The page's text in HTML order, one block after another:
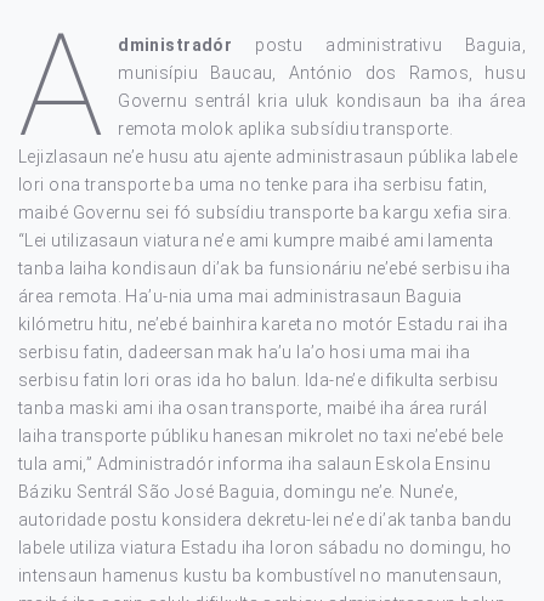
A dministradór postu administrativu Baguia,
munisípiu Baucau, António dos Ramos, husu
Governu sentrál kria uluk kondisaun ba iha área
remota molok aplika subsídiu transporte.
Lejizlasaun ne’e husu atu ajente administrasaun públika labele
lori ona transporte ba uma no tenke para iha serbisu fatin,
maibé Governu sei fó subsídiu transporte ba kargu xefia sira.
“Lei utilizasaun viatura ne’e ami kumpre maibé ami lamenta
tanba laiha kondisaun di’ak ba funsionáriu ne’ebé serbisu iha
área remota. Ha’u-nia uma mai administrasaun Baguia
kilómetru hitu, ne’ebé bainhira kareta no motór Estadu rai iha
serbisu fatin, dadeersan mak ha’u la’o hosi uma mai iha
serbisu fatin lori oras ida ho balun. Ida-ne’e difikulta serbisu
tanba maski ami iha osan transporte, maibé iha área rurál
laiha transporte públiku hanesan mikrolet no taxi ne’ebé bele
tula ami,” Administradór informa iha salaun Eskola Ensinu
Báziku Sentrál São José Baguia, domingu ne’e. Nune’e,
autoridade postu konsidera dekretu-lei ne’e di’ak tanba bandu
labele utiliza viatura Estadu iha loron sábadu no domingu, ho
intensaun hamenus kustu ba kombustível no manutensaun,